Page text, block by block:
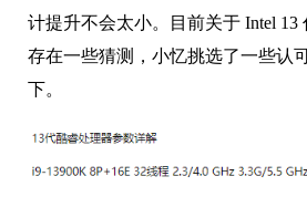
计提升不会太小。目前关于 Intel 13
存在一些猜测，小忆挑选了一些认
下。